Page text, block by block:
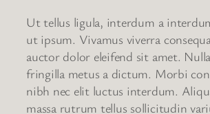
Ut tellus ligula, interdum a
ut ipsum. Vivamus viverra
auctor dolor eleifend sit amet.
fringilla metus a dictum. Morbi
nibh nec elit luctus interdum.
massa rutrum tellus sollicitudin